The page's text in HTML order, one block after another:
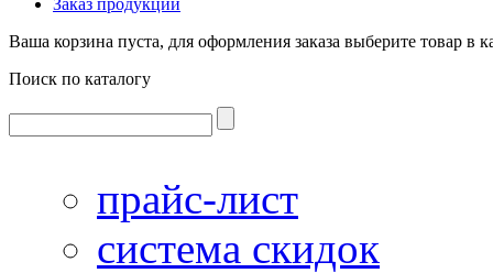
Заказ продукции
Ваша корзина пуста, для оформления заказа выберите товар в
Поиск по каталогу
прайс-лист
система скидок